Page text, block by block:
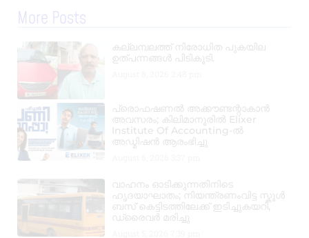
More Posts
കല്ലമ്പലത്ത് നിരോധിത പുകയില
ഉത്പന്നങ്ങൾ പിടികൂടി.
പ്രൊഫഷണൽ അക്കൗണ്ടന്റാകാൻ
അവസരം; കിലിമാനൂരിൽ Elixer
Institute Of Accounting-ൽ
അഡ്മിഷൻ ആരംഭിച്ചു
വാഹനം ഓടിക്കുന്നതിനിടെ
ഹൃദയാഘാതം; നിയന്ത്രണംവിട്ട സ്കൂൾ
ബസ് കെട്ടിടത്തിലേക്ക് ഇടിച്ചുകയറി,
ഡ്രൈവർ മരിച്ചു